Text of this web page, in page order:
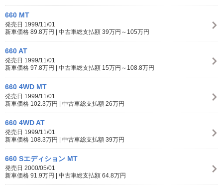
660 MT
発売日 1999/11/01
新車価格 89.8万円 | 中古車総支払額 39万円～105万円
660 AT
発売日 1999/11/01
新車価格 97.8万円 | 中古車総支払額 15万円～108.8万円
660 4WD MT
発売日 1999/11/01
新車価格 102.3万円 | 中古車総支払額 26万円
660 4WD AT
発売日 1999/11/01
新車価格 108.3万円 | 中古車総支払額 39万円
660 Sエディション MT
発売日 2000/05/01
新車価格 91.9万円 | 中古車総支払額 64.8万円